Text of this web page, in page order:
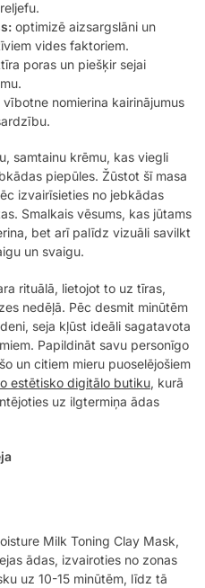
optimizē aizsargslāni un
vides faktoriem.
poras un piešķir sejai
vībotne nomierina kairinājumus
samtainu krēmu, kas viegli
piepūles. Žūstot šī masa
izvairīsieties no jebkādas
Smalkais vēsums, kas jūtams
bet arī palīdz vizuāli savilkt
un svaigu.
rituālā, lietojot to uz tīras,
nedēļā. Pēc desmit minūtēm
seja kļūst ideāli sagatavota
Papildināt savu personīgo
un citiem mieru puoselējošiem
estētisko digitālo butiku, kurā
uz ilgtermiņa ādas
Milk Toning Clay Mask,
ādas, izvairoties no zonas
uz 10-15 minūtēm, līdz tā